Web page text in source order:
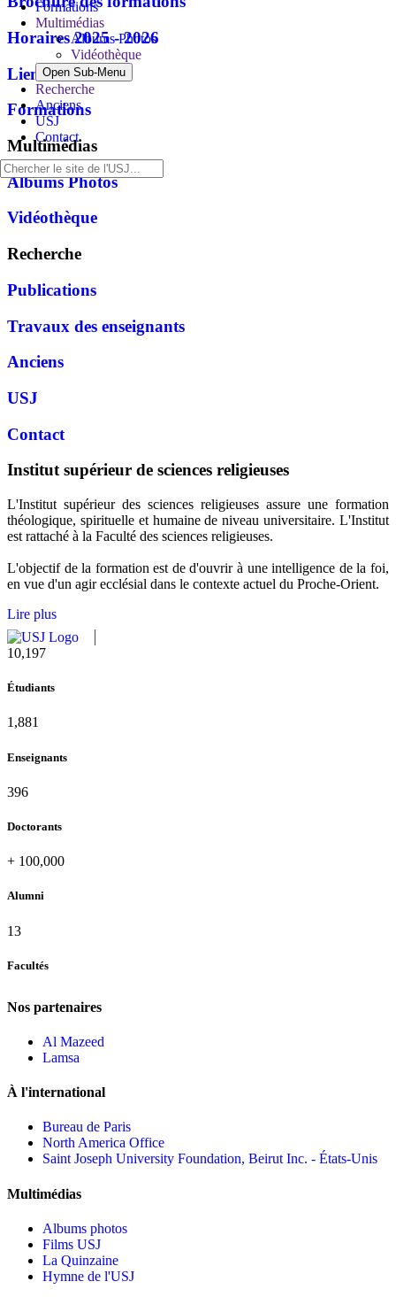
Formations
Multimédias
Albums Photos
Vidéothèque
Open Sub-Menu
Recherche
Anciens
USJ
Contact
Horaires 2025 - 2026
Liens Utiles
Formations
Multimédias
Albums Photos
Vidéothèque
Recherche
Publications
Travaux des enseignants
Anciens
USJ
Contact
Institut supérieur de sciences religieuses
L'Institut supérieur des sciences religieuses assure une formation
théologique, spirituelle et humaine de niveau universitaire. L'Institut
est rattaché à la Faculté des sciences religieuses.
L'objectif de la formation est de d'ouvrir à une intelligence de la foi,
en vue d'un agir ecclésial dans le contexte actuel du Proche-Orient.
Lire plus
10,815
Étudiants
1,995
Enseignants
420
Doctorants
+ 100,000
Alumni
13
Facultés
Nos partenaires
Al Mazeed
Lamsa
À l'international
Bureau de Paris
North America Office
Saint Joseph University Foundation, Beirut Inc. - États-Unis
Multimédias
Albums photos
Films USJ
La Quinzaine
Hymne de l'USJ